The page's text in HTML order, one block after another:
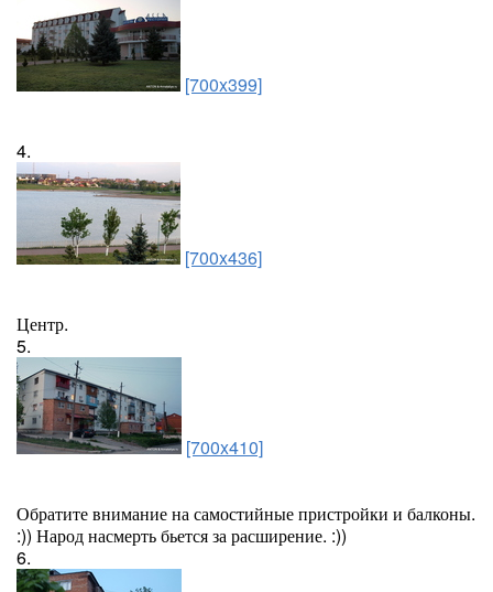
[700x399]
4.
[700x436]
Центр.
5.
[700x410]
Обратите внимание на самостийные пристройки и балконы.
:)) Народ насмерть бьется за расширение. :))
6.